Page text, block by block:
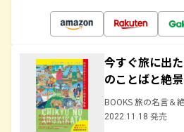
今すぐ旅に出
のことばと絶
BOOKS 旅の名言＆
2022.11.18 発売